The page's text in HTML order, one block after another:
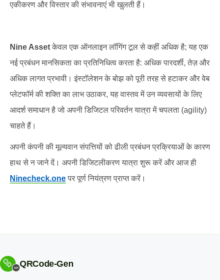
एकीकरण और विस्तार की संभावनाएं भी खुलती हैं।
Nine Asset केवल एक ऑनलाइन लॉगिंग टूल से कहीं अधिक है; यह एक
नई प्रबंधन मानसिकता का प्रतिनिधित्व करता है: अधिक पारदर्शी, तेज़ और
अधिक लागत प्रभावी। इंस्टॉलेशन के बोझ को पूरी तरह से हटाकर और वेब
प्लेटफॉर्म की शक्ति का लाभ उठाकर, यह वास्तव में उन व्यवसायों के लिए
आदर्श समाधान है जो अपनी डिजिटल परिवर्तन यात्रा में चपलता (agility)
चाहते हैं।
अपनी कंपनी की मूल्यवान संपत्तियों को ढीली प्रबंधन प्रक्रियाओं के कारण
हाथ से न जाने दें। अपनी डिजिटलीकरण यात्रा शुरू करें और आज ही
Ninecheck.one पर पूर्ण नियंत्रण प्राप्त करें।
QRCode-Gen